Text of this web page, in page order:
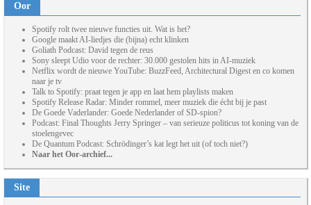
Oor
Spotify rolt twee nieuwe functies uit. Wat is het?
Google maakt AI-liedjes die (bijna) echt klinken
Goliath Podcast: David tegen de reus
Sony sleept Udio voor de rechter: 30.000 gestolen hits in AI-muziek
Netflix wordt de nieuwe YouTube: BuzzFeed, Architectural Digest en co komen
naar je tv
Talk to Spotify: praat tegen je app en laat hem playlists maken
Spotify Release Radar: Minder rommel, meer muziek die écht bij je past
De Goede Vaderlander: Goede Nederlander of SD-spion?
Podcast: Final Thoughts Jerry Springer – van serieuze politicus tot koning van de
stoelengevec
De Quantum Podcast: Schrödinger’s kat legt het uit (of toch niet?)
Naar het Oor-archief...
Site